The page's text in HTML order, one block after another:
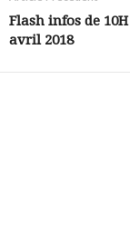
Flash infos de
avril 2018